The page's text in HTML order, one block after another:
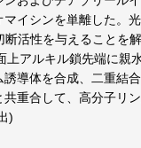
イシンを単離した。
断活性を与えることを
上アルキル鎖先端に親
導体を合成、二重結
重合して、高分子リ
)